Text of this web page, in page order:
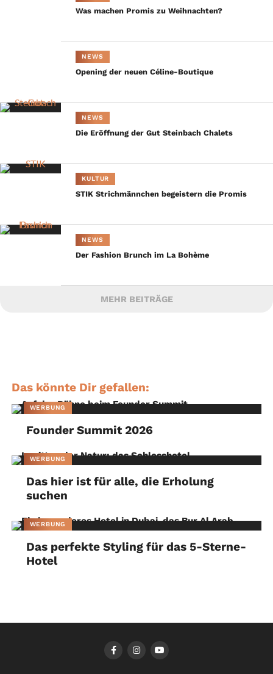
Was machen Promis zu Weihnachten?
NEWS
Opening der neuen Céline-Boutique
NEWS
Die Eröffnung der Gut Steinbach Chalets
KULTUR
STIK Strichmännchen begeistern die Promis
NEWS
Der Fashion Brunch im La Bohème
MEHR BEITRÄGE
Das könnte Dir gefallen:
WERBUNG
Founder Summit 2026
WERBUNG
Das hier ist für alle, die Erholung
suchen
WERBUNG
Das perfekte Styling für das 5-Sterne-
Hotel